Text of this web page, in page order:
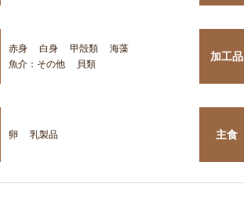
赤身 白身 甲殻類
海藻
魚介：その他
貝類
加工品
卵 乳製品 主食